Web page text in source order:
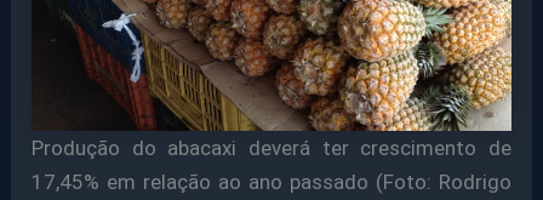
Produção do abacaxi deverá ter crescimento de
17,45% em relação ao ano passado (Foto: Rodrigo